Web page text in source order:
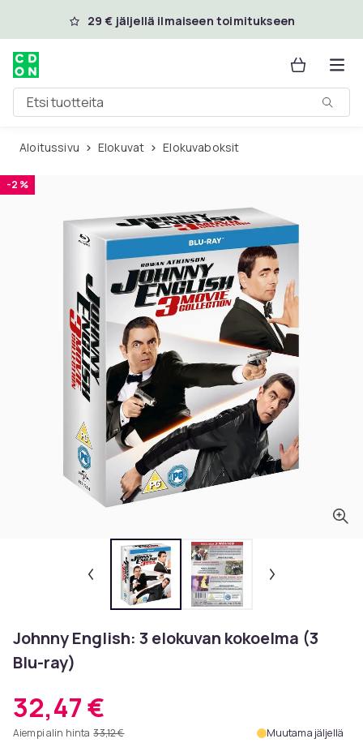
Ohita ja siirry pääsisältöön
29 € jäljellä ilmaiseen toimitukseen
Etsi tuotteita
Aloitussivu Elokuvat Elokuvaboksit
-2 %
Johnny English: 3 elokuvan kokoelma (3
Blu-ray)
32,47 €
Aiempi alin hinta 33,12 € Muutama jäljellä